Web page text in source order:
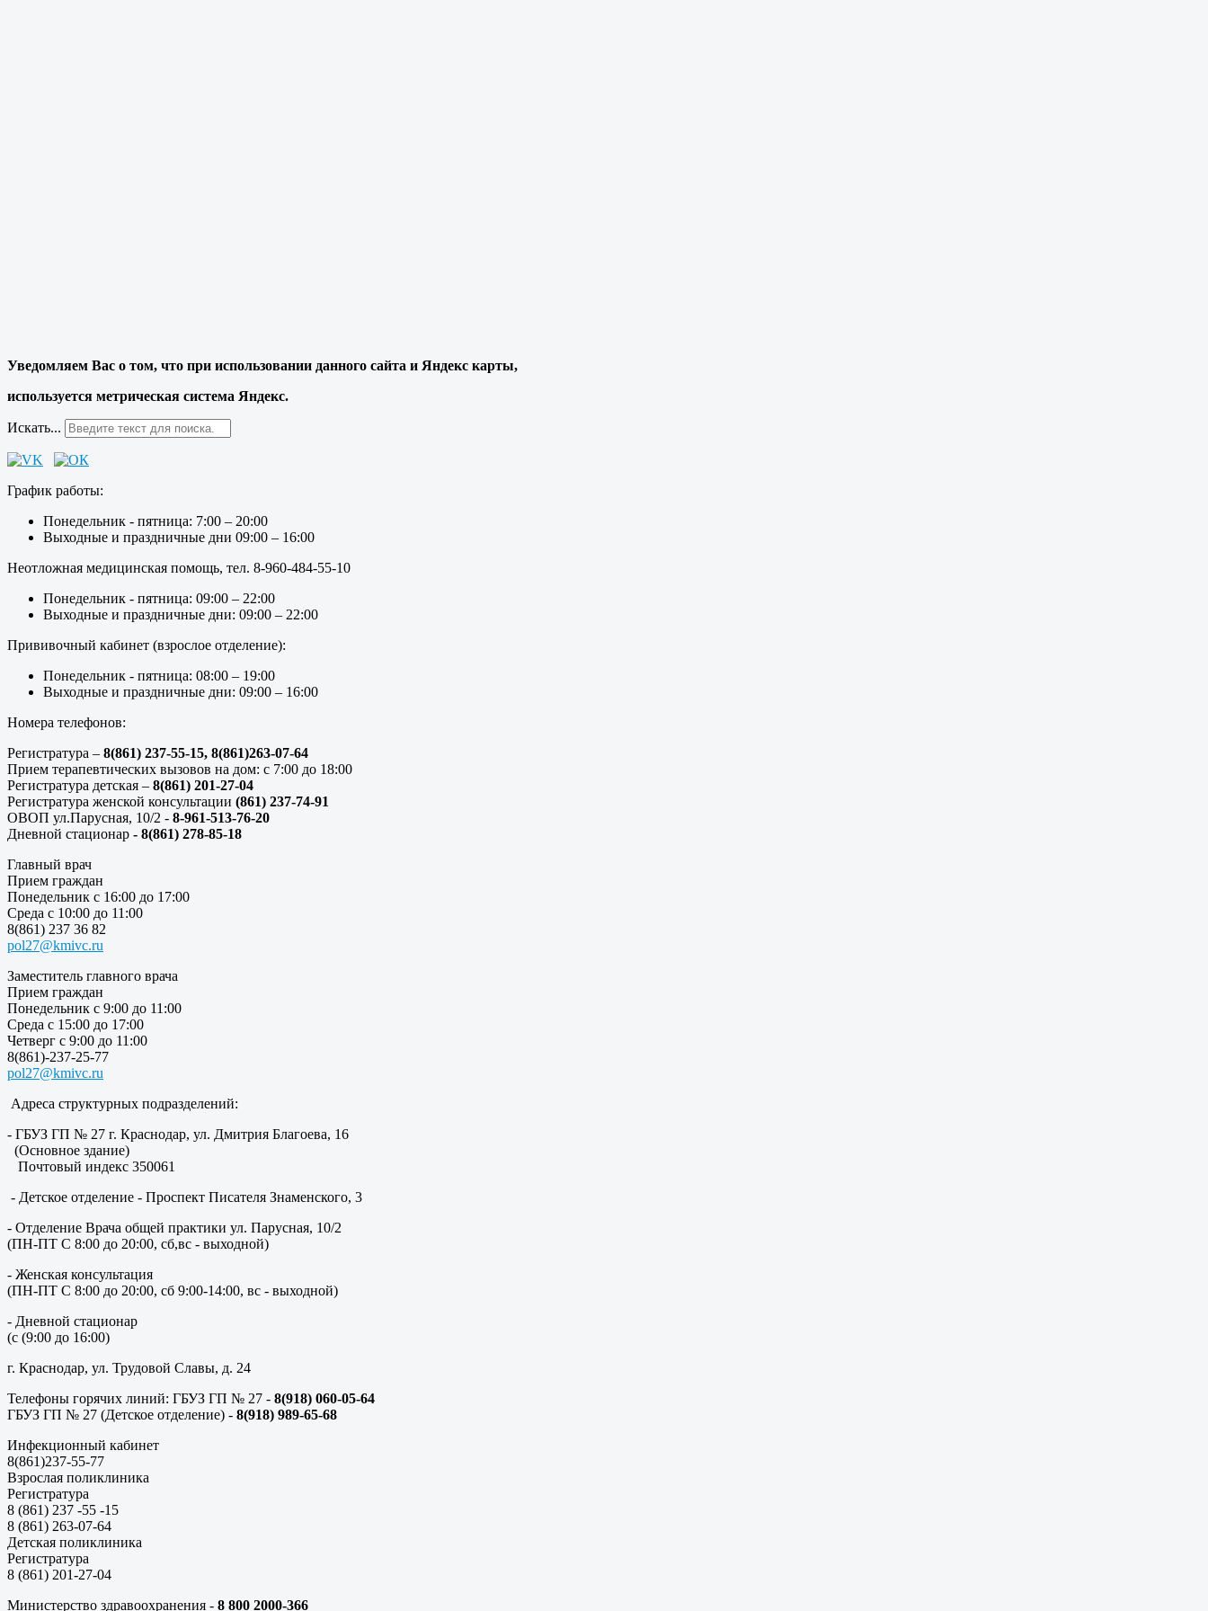
Уведомляем Вас о том, что при использовании данного сайта и Яндекс карты,
используется метрическая система Яндекс.
Искать...
График работы:
Понедельник - пятница: 7:00 – 20:00
Выходные и праздничные дни 09:00 – 16:00
Неотложная медицинская помощь, тел. 8-960-484-55-10
Понедельник - пятница: 09:00 – 22:00
Выходные и праздничные дни: 09:00 – 22:00
Прививочный кабинет (взрослое отделение):
Понедельник - пятница: 08:00 – 19:00
Выходные и праздничные дни: 09:00 – 16:00
Номера телефонов:
Регистратура – 8(861) 237-55-15, 8(861)263-07-64
Прием терапевтических вызовов на дом: с 7:00 до 18:00
Регистратура детская – 8(861) 201-27-04
Регистратура женской консультации (861) 237-74-91
ОВОП ул.Парусная, 10/2 - 8-961-513-76-20
Дневной стационар - 8(861) 278-85-18
Главный врач
Прием граждан
Понедельник с 16:00 до 17:00
Среда с 10:00 до 11:00
8(861) 237 36 82
pol27@kmivc.ru
Заместитель главного врача
Прием граждан
Понедельник с 9:00 до 11:00
Среда с 15:00 до 17:00
Четверг с 9:00 до 11:00
8(861)-237-25-77
pol27@kmivc.ru
Адреса структурных подразделений:
- ГБУЗ ГП № 27 г. Краснодар, ул. Дмитрия Благоева, 16
(Основное здание)
Почтовый индекс 350061
- Детское отделение - Проспект Писателя Знаменского, 3
- Отделение Врача общей практики ул. Парусная, 10/2
(ПН-ПТ С 8:00 до 20:00, сб,вс - выходной)
- Женская консультация
(ПН-ПТ С 8:00 до 20:00, сб 9:00-14:00, вс - выходной)
- Дневной стационар
(с (9:00 до 16:00)
г. Краснодар, ул. Трудовой Славы, д. 24
Телефоны горячих линий: ГБУЗ ГП № 27 - 8(918) 060-05-64
ГБУЗ ГП № 27 (Детское отделение) - 8(918) 989-65-68
Инфекционный кабинет
8(861)237-55-77
Взрослая поликлиника
Регистратура
8 (861) 237 -55 -15
8 (861) 263-07-64
Детская поликлиника
Регистратура
8 (861) 201-27-04
Министерство здравоохранения - 8 800 2000-366